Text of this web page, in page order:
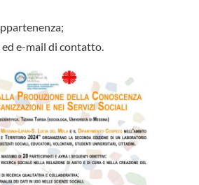
e-mail di contatto.